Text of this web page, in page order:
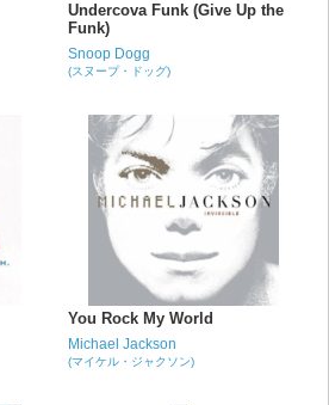
Undercova Funk (Give Up the
Funk)
Snoop Dogg
(スヌープ・ドッグ)
You Rock My World
Michael Jackson
(マイケル・ジャクソン)